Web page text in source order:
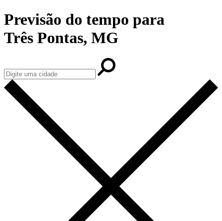
Previsão do tempo para
Três Pontas, MG